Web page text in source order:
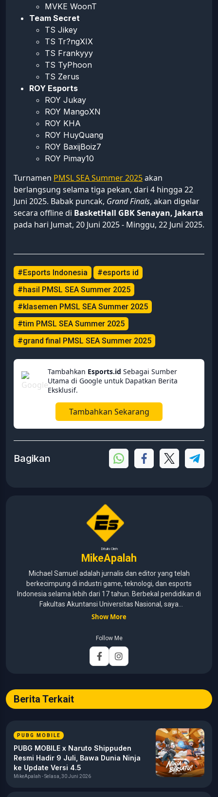
MVKE WoonT
Team Secret
TS Jikey
TS Tr?ngXIX
TS Frankyyy
TS TyPhoon
TS Zerus
ROY Esports
ROY Jukay
ROY MangoXN
ROY KHA
ROY HuyQuang
ROY BaxijBoiz7
ROY Pimay10
Turnamen PMSL SEA Summer 2025akan
berlangsung selama tiga pekan, dari 4 hingga 22
Juni 2025. Babak puncak, Grand Finals, akan digelar
secara offline di BasketHall GBK Senayan, Jakarta
pada hari Jumat, 20 Juni 2025 - Minggu, 22 Juni 2025.
#Esports Indonesia
#esports id
#hasil PMSL SEA Summer 2025
#klasemen PMSL SEA Summer 2025
#tim PMSL SEA Summer 2025
#grand final PMSL SEA Summer 2025
Tambahkan Esports.id Sebagai Sumber
Utama di Google untuk Dapatkan Berita
Eksklusif.
Tambahkan Sekarang
Bagikan
Ditulis Oleh
MikeApalah
Michael Samuel adalah jurnalis dan editor yang telah
berkecimpung di industri game, teknologi, dan esports
Indonesia selama lebih dari 17 tahun. Berbekal pendidikan di
Fakultas Akuntansi Universitas Nasional, saya
menggabungkan kemampuan analisis dengan pengalaman
pernah menangani berbagai peran, mulai dari reporter, editor,
marketing, business development, hingga Editor in Chief.
Fokus utamanya adalah menghadirkan tulisan yang
informatif, mendalam, dan mudah dipahami, khususnya
Show More
Follow Me
Berita Terkait
PUBG MOBILE
PUBG MOBILE x Naruto Shippuden
Resmi Hadir 9 Juli, Bawa Dunia Ninja
ke Update Versi 4.5
MikeApalah - Selasa, 30 Juni 2026